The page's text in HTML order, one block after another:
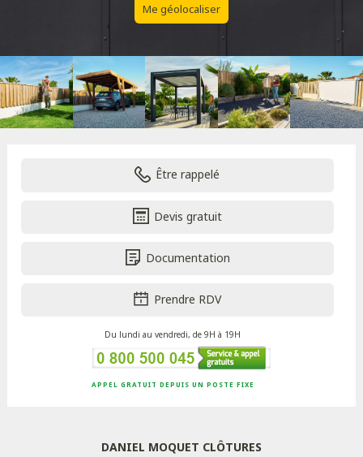
Me géolocaliser
Être rappelé
Devis gratuit
Documentation
Prendre RDV
Du lundi au vendredi, de 9H à 19H
APPEL GRATUIT DEPUIS UN POSTE FIXE
DANIEL MOQUET CLÔTURES